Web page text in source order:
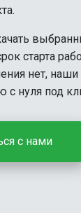
старта
нет,
с нуля под
с нами